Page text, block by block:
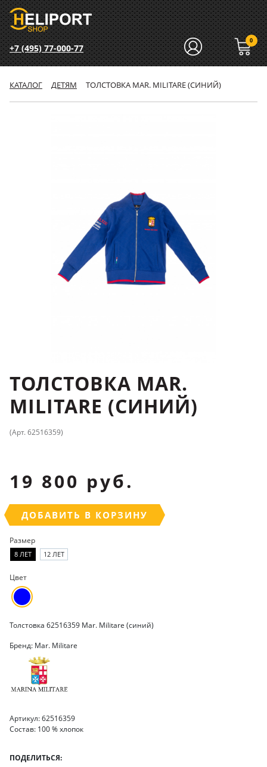
+7 (495) 77-000-77
0
КАТАЛОГ ДЕТЯМ ТОЛСТОВКА MAR. MILITARE (СИНИЙ)
ТОЛСТОВКА MAR.
MILITARE (СИНИЙ)
(Арт. 62516359)
19 800 руб.
ДОБАВИТЬ В КОРЗИНУ
Размер
8 ЛЕТ 12 ЛЕТ
Цвет
Толстовка 62516359 Mar. Militare (синий)
Бренд: Mar. Militare
Артикул: 62516359
Состав: 100 % хлопок
ПОДЕЛИТЬСЯ: